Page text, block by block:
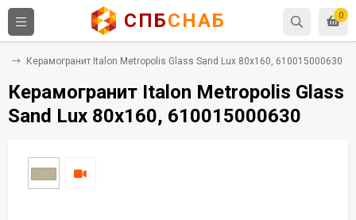
0
СПБСНАБ
Керамогранит Italon Metropolis Glass Sand Lux 80x160, 610015000630
Керамогранит Italon Metropolis Glass
Sand Lux 80x160, 610015000630